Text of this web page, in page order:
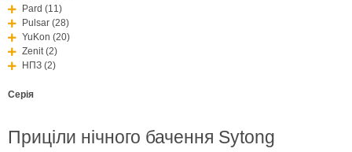
Pard (11)
Pulsar (28)
YuKon (20)
Zenit (2)
НПЗ (2)
Серія
Приціли нічного бачення Sytong